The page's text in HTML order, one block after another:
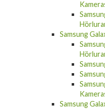
Samsung
Samsung